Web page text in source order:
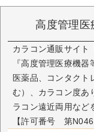
高度管理医
カラコン通販サイト
『高度管理医療機
医薬品、コンタクト
む）、カラコン度あ
ラコン遠近両用など
【許可番号 第